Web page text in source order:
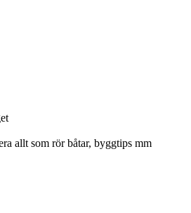
allt som rör båtar, byggtips mm